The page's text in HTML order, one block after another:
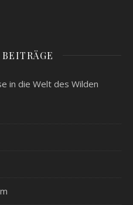
in die Welt des Wilden